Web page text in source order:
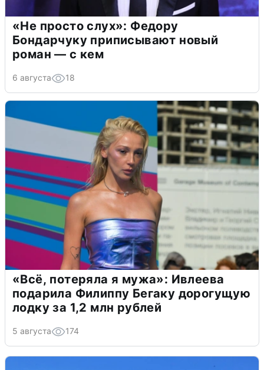
«Не просто слух»: Федору
Бондарчуку приписывают новый
роман — с кем
6 августа 18
«Всё, потеряла я мужа»: Ивлеева
подарила Филиппу Бегаку дорогущую
лодку за 1,2 млн рублей
5 августа 174